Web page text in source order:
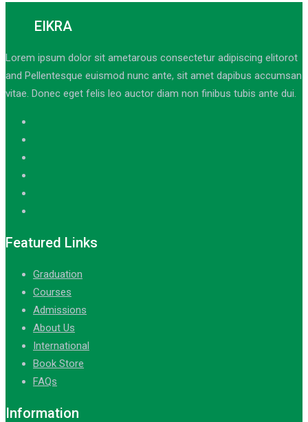
EIKRA
Lorem ipsum dolor sit ametarous consectetur adipiscing elitorot
and Pellentesque euismod nunc ante, sit amet dapibus accumsan
vitae. Donec eget felis leo auctor diam non finibus tubis ante dui.
Featured Links
Graduation
Courses
Admissions
About Us
International
Book Store
FAQs
Information